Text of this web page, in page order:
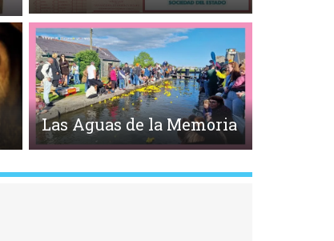
Las Aguas de la Memoria